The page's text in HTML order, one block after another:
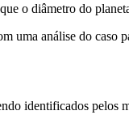
o diâmetro do
uma análise do caso
identificados pelos